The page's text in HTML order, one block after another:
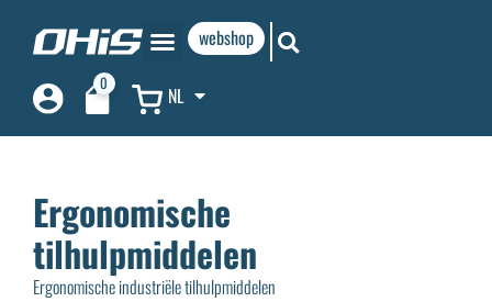
webshop
0 NL
Ergonomische
tilhulpmiddelen
Ergonomische industriële tilhulpmiddelen